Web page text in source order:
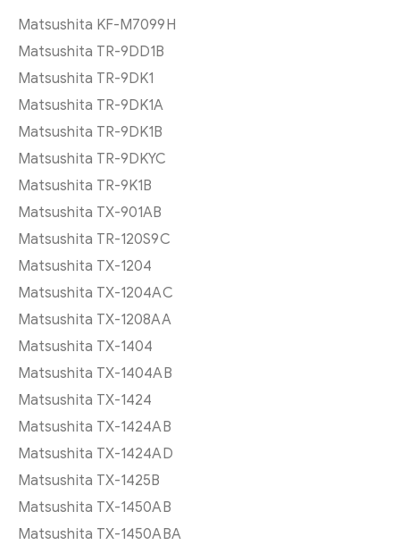
Matsushita KF-M7099H
Matsushita TR-9DD1B
Matsushita TR-9DK1
Matsushita TR-9DK1A
Matsushita TR-9DK1B
Matsushita TR-9DKYC
Matsushita TR-9K1B
Matsushita TX-901AB
Matsushita TR-120S9C
Matsushita TX-1204
Matsushita TX-1204AC
Matsushita TX-1208AA
Matsushita TX-1404
Matsushita TX-1404AB
Matsushita TX-1424
Matsushita TX-1424AB
Matsushita TX-1424AD
Matsushita TX-1425B
Matsushita TX-1450AB
Matsushita TX-1450ABA